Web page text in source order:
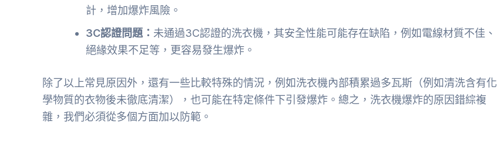
計，增加爆炸風險。
3C認證問題： 未通過3C認證的洗衣機，其安全性能可能存在缺陷，例如電線材質不佳、
絕緣效果不足等，更容易發生爆炸。
除了以上常見原因外，還有一些比較特殊的情況，例如洗衣機內部積累過多瓦斯（例如清洗含有化
學物質的衣物後未徹底清潔），也可能在特定條件下引發爆炸。總之，洗衣機爆炸的原因錯綜複
雜，我們必須從多個方面加以防範。